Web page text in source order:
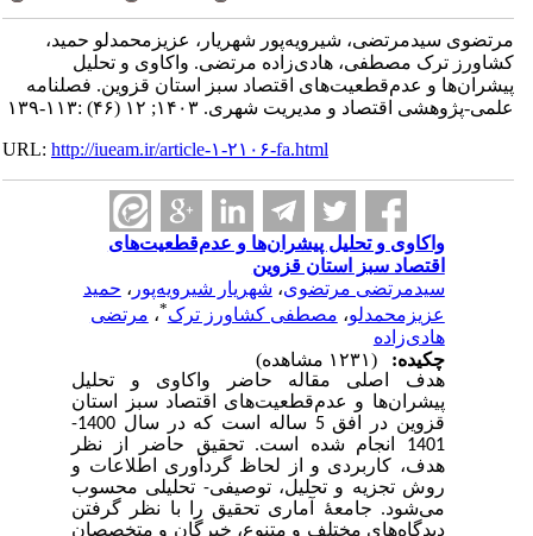
مرتضوی سیدمرتضی، شیرویه‌پور شهریار، عزیزمحمدلو حمید،
کشاورز ترک مصطفی، هادی‌زاده مرتضی. واکاوی و تحلیل
پیشران‌ها و عدم‌قطعیت‌های اقتصاد سبز استان قزوین. فصلنامه
علمی-پژوهشی اقتصاد و مدیریت شهری. ۱۴۰۳; ۱۲ (۴۶) :۱۱۳-۱۳۹
URL:http://iueam.ir/article-۱-۲۱۰۶-fa.html
واکاوی و تحلیل پیشران‌ها و عدم‌قطعیت‌های
اقتصاد سبز استان قزوین
سیدمرتضی مرتضوی،شهریار شیرویه‌پور، حمید
عزیزمحمدلو،مصطفی کشاورز ترک* ،مرتضی
هادی‌زاده
چکیده:
هدف اصلی مقاله حاضر واکاوی و تحلیل
پیشران‌ها و عدم‌قطعیت‌های اقتصاد سبز استان
قزوین در افق 5 ساله است که در سال 1400-
1401 انجام شده است. تحقیق حاضر از نظر
هدف، کاربردی و از لحاظ گردآوری اطلاعات و
روش تجزیه و تحلیل، توصیفی-‌‌ تحلیلی محسوب
می‌شود. جامعۀ آماری تحقیق را با نظر گرفتن
دیدگاه‌های مختلف و متنوع، خبرگان و متخصصان